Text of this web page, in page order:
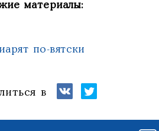
материалы:
по-вятски
в